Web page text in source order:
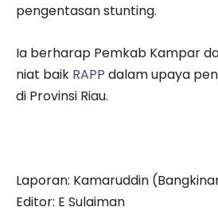
pengentasan stunting.
Ia berharap Pemkab Kampar
niat baik RAPP dalam upaya
di Provinsi Riau.
Laporan: Kamaruddin
Editor: E Sulaiman